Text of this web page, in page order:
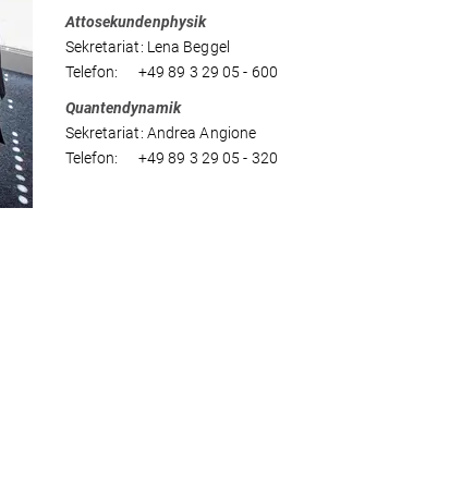
Attosekundenphysik
Sekretariat: Lena Beggel
Telefon: +49 89 3 29 05 - 600
Quantendynamik
Sekretariat: Andrea Angione
Telefon: +49 89 3 29 05 - 320